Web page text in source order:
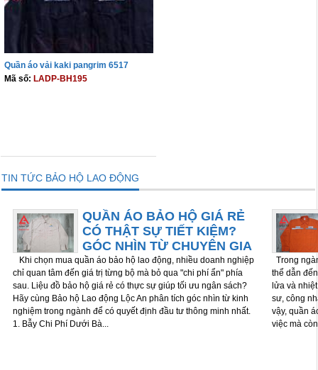
Quần áo vải kaki pangrim 6517
Mã số: LADP-BH195
TIN TỨC BẢO HỘ LAO ĐỘNG
QUẦN ÁO BẢO HỘ GIÁ RẺ
CÓ THẬT SỰ TIẾT KIỆM?
GÓC NHÌN TỪ CHUYÊN GIA
Khi chọn mua quần áo bảo hộ lao động, nhiều doanh nghiệp
chỉ quan tâm đến giá trị từng bộ mà bỏ qua "chi phí ẩn" phía
sau. Liệu đồ bảo hộ giá rẻ có thực sự giúp tối ưu ngân sách?
Hãy cùng Bảo hộ Lao động Lộc An phân tích góc nhìn từ kinh
nghiệm trong ngành để có quyết định đầu tư thông minh nhất.
1. Bẫy Chi Phí Dưới Bà...
Trong
thể dẫn
lửa và
sư, công
vậy, quần
việc mà